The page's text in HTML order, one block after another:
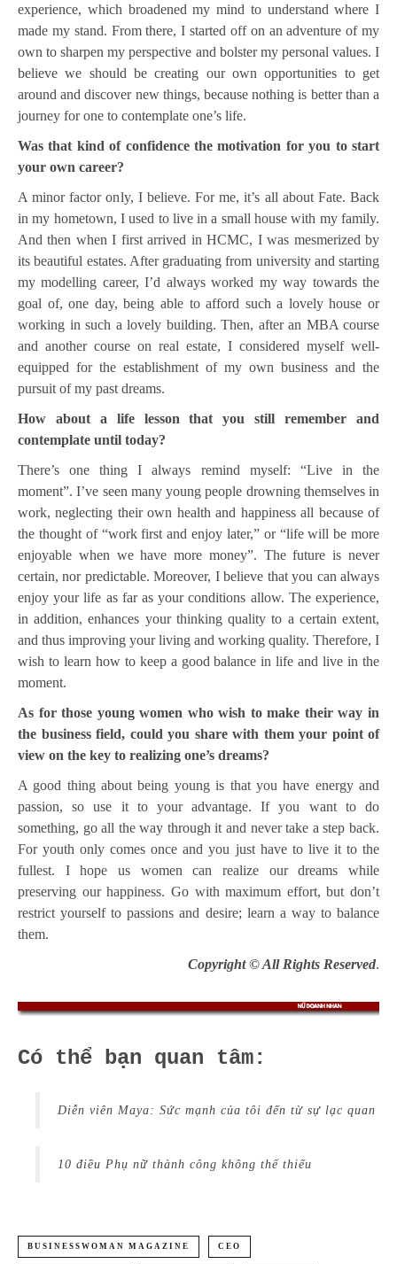
experience, which broadened my mind to understand where I
made my stand. From there, I started off on an adventure of my
own to sharpen my perspective and bolster my personal values. I
believe we should be creating our own opportunities to get
around and discover new things, because nothing is better than a
journey for one to contemplate one’s life.
Was that kind of confidence the motivation for you to start
your own career?
A minor factor only, I believe. For me, it’s all about Fate. Back
in my hometown, I used to live in a small house with my family.
And then when I first arrived in HCMC, I was mesmerized by
its beautiful estates. After graduating from university and starting
my modelling career, I’d always worked my way towards the
goal of, one day, being able to afford such a lovely house or
working in such a lovely building. Then, after an MBA course
and another course on real estate, I considered myself well-
equipped for the establishment of my own business and the
pursuit of my past dreams.
How about a life lesson that you still remember and
contemplate until today?
There’s one thing I always remind myself: “Live in the
moment”. I’ve seen many young people drowning themselves in
work, neglecting their own health and happiness all because of
the thought of “work first and enjoy later,” or “life will be more
enjoyable when we have more money”. The future is never
certain, nor predictable. Moreover, I believe that you can always
enjoy your life as far as your conditions allow. The experience,
in addition, enhances your thinking quality to a certain extent,
and thus improving your living and working quality. Therefore, I
wish to learn how to keep a good balance in life and live in the
moment.
As for those young women who wish to make their way in
the business field, could you share with them your point of
view on the key to realizing one’s dreams?
A good thing about being young is that you have energy and
passion, so use it to your advantage. If you want to do
something, go all the way through it and never take a step back.
For youth only comes once and you just have to live it to the
fullest. I hope us women can realize our dreams while
preserving our happiness. Go with maximum effort, but don’t
restrict yourself to passions and desire; learn a way to balance
them.
Copyright © All Rights Reserved.
Có thể bạn quan tâm:
Diễn viên Maya: Sức mạnh của tôi đến từ sự lạc quan
10 điều Phụ nữ thành công không thể thiếu
BUSINESSWOMAN MAGAZINE CEO